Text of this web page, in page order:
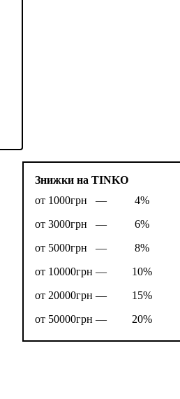
Знижки на TINKO
от 1000грн —
4%
от 3000грн —
6%
от 5000грн —
8%
от 10000грн —
10%
от 20000грн —
15%
от 50000грн —
20%